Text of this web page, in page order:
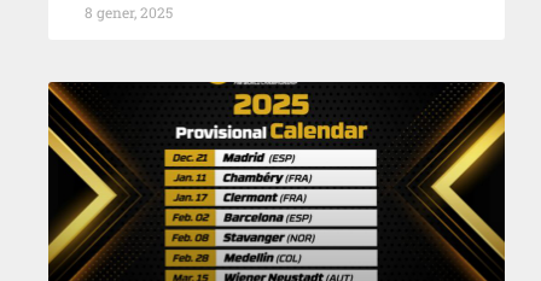
8 gener, 2025